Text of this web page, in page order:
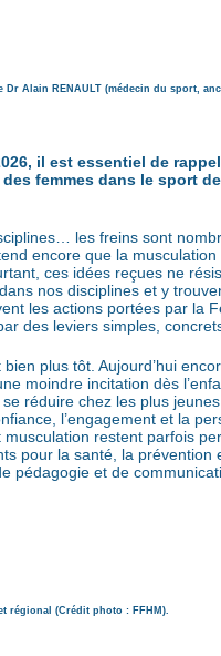
Alain RENAULT (médecin du sport,
il est essentiel de
femmes dans le sport
les freins sont
encore que la
ces idées reçues ne
nos disciplines et y
les actions portées par la
des leviers simples,
plus tôt. Aujourd’hui
moindre incitation dès
réduire chez les plus
l’engagement et la
restent parfois
pour la santé, la
pédagogie et de
régional (Crédit photo : FFHM).